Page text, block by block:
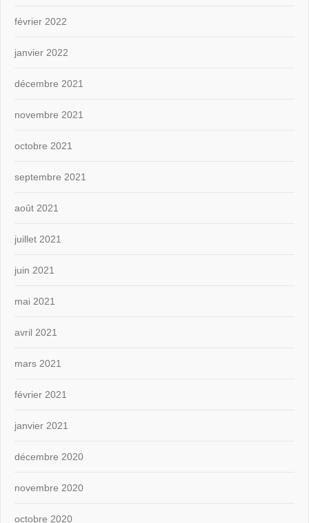
février 2022
janvier 2022
décembre 2021
novembre 2021
octobre 2021
septembre 2021
août 2021
juillet 2021
juin 2021
mai 2021
avril 2021
mars 2021
février 2021
janvier 2021
décembre 2020
novembre 2020
octobre 2020